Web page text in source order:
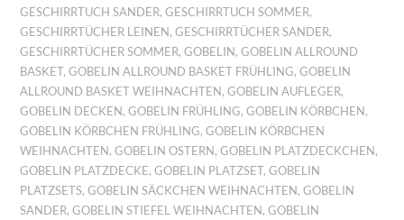
GESCHIRRTUCH SANDER,GESCHIRRTUCH SOMMER,
GESCHIRRTÜCHER LEINEN,GESCHIRRTÜCHER SANDER,
GESCHIRRTÜCHER SOMMER,GOBELIN,GOBELIN ALLROUND
BASKET,GOBELIN ALLROUND BASKET FRÜHLING,GOBELIN
ALLROUND BASKET WEIHNACHTEN,GOBELIN AUFLEGER,
GOBELIN DECKEN,GOBELIN FRÜHLING,GOBELIN KÖRBCHEN,
GOBELIN KÖRBCHEN FRÜHLING,GOBELIN KÖRBCHEN
WEIHNACHTEN,GOBELIN OSTERN,GOBELIN PLATZDECKCHEN,
GOBELIN PLATZDECKE,GOBELIN PLATZSET,GOBELIN
PLATZSETS,GOBELIN SÄCKCHEN WEIHNACHTEN,GOBELIN
SANDER,GOBELIN STIEFEL WEIHNACHTEN,GOBELIN